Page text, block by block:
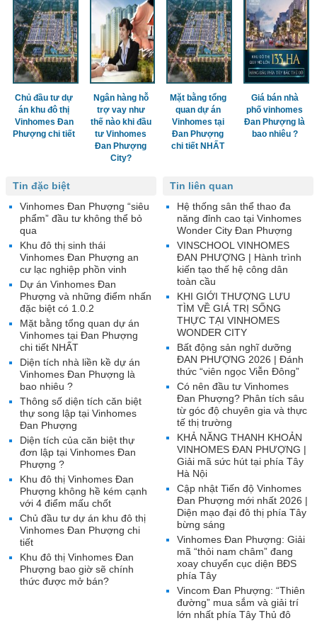
Chủ đầu tư dự
án khu đô thị
Vinhomes Đan
Phượng chi tiết
Ngân hàng hỗ
trợ vay như
thế nào khi đầu
tư Vinhomes
Đan Phượng
City?
Mặt bằng tổng
quan dự án
Vinhomes tại
Đan Phượng
chi tiết NHẤT
Giá bán nhà
phố vinhomes
Đan Phượng là
bao nhiêu ?
Tin liên quan
Hệ thống sân thể thao đa
năng đỉnh cao tại Vinhomes
Wonder City Đan Phượng
VINSCHOOL VINHOMES
ĐAN PHƯỢNG | Hành trình
kiến tạo thế hệ công dân
toàn cầu
KHI GIỚI THƯỢNG LƯU
TÌM VỀ GIÁ TRỊ SỐNG
THỰC TẠI VINHOMES
WONDER CITY
Bất động sản nghĩ dưỡng
ĐAN PHƯỢNG 2026 | Đánh
thức “viên ngọc Viễn Đông”
Có nên đầu tư Vinhomes
Đan Phượng? Phân tích sâu
từ góc độ chuyên gia và thực
tế thị trường
KHẢ NĂNG THANH KHOẢN
VINHOMES ĐAN PHƯỢNG |
Giải mã sức hút tại phía Tây
Hà Nội
Cập nhật Tiến độ Vinhomes
Đan Phượng mới nhất 2026 |
Diện mạo đại đô thị phía Tây
bừng sáng
Vinhomes Đan Phượng: Giải
mã “thỏi nam châm” đang
xoay chuyển cục diện BĐS
phía Tây
Vincom Đan Phượng: “Thiên
đường” mua sắm và giải trí
lớn nhất phía Tây Thủ đô
Tin đặc biệt
Vinhomes Đan Phượng “siêu
phẩm” đầu tư không thể bỏ
qua
Khu đô thị sinh thái
Vinhomes Đan Phượng an
cư lạc nghiệp phồn vinh
Dự án Vinhomes Đan
Phượng và những điểm nhấn
đặc biệt có 1.0.2
Mặt bằng tổng quan dự án
Vinhomes tại Đan Phượng
chi tiết NHẤT
Diện tích nhà liền kề dự án
Vinhomes Đan Phượng là
bao nhiêu ?
Thông số diện tích căn biệt
thự song lập tại Vinhomes
Đan Phượng
Diện tích của căn biệt thự
đơn lập tại Vinhomes Đan
Phượng ?
Khu đô thị Vinhomes Đan
Phượng không hề kém cạnh
với 4 điểm mấu chốt
Chủ đầu tư dự án khu đô thị
Vinhomes Đan Phượng chi
tiết
Khu đô thị Vinhomes Đan
Phượng bao giờ sẽ chính
thức được mở bán?